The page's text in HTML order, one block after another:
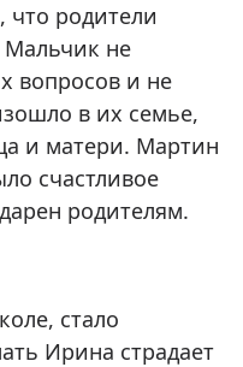
что родители
Мальчик не
вопросов и не
в их семье,
и матери. Мартин
счастливое
родителям.
стало
Ирина страдает